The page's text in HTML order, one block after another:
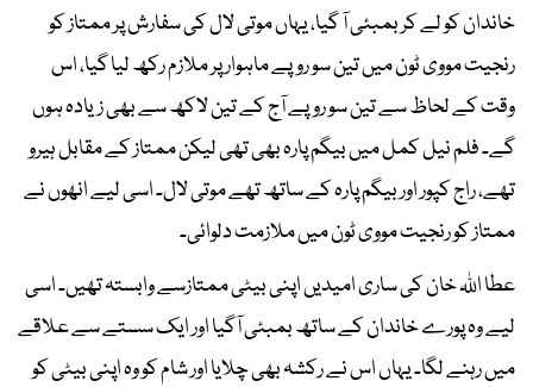
خاندان کو لے کر بمبئی آ گیا، یہاں موتی لال کی سفارش پر ممتاز کو
رنجیت مووی ٹون میں تین سو روپے ماہوار پر ملازم رکھ لیا گیا، اس
وقت کے لحاظ سے تین سو روپے آج کے تین لاکھ سے بھی زیادہ ہوں
گے۔ فلم نیل کمل میں بیگم پارہ بھی تھی لیکن ممتاز کے مقابل ہیرو
تھے، راج کپور اور بیگم پارہ کے ساتھ تھے موتی لال۔ اسی لیے انھوں نے
ممتاز کو رنجیت مووی ٹون میں ملازمت دلوائی۔
عطا اللہ خان کی ساری امیدیں اپنی بیٹی ممتازسے وابستہ تھیں۔ اسی
لیے وہ پورے خاندان کے ساتھ بمبئی آگیا اور ایک سستے سے علاقے
میں رہنے لگا۔ یہاں اس نے رکشہ بھی چلایا اور شام کو وہ اپنی بیٹی کو